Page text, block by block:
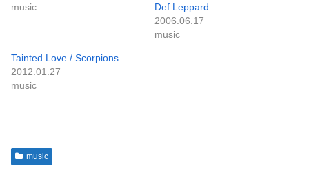
music
Def Leppard
2006.06.17
music
Tainted Love / Scorpions
2012.01.27
music
music